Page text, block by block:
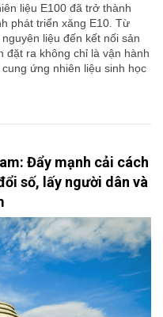
liệu E100 đã trở thành
phát triển xăng E10. Từ
liệu đến kết nối sản
đặt ra không chỉ là vận hành
ứng nhiên liệu sinh học
Đẩy mạnh cải cách
số, lấy người dân và